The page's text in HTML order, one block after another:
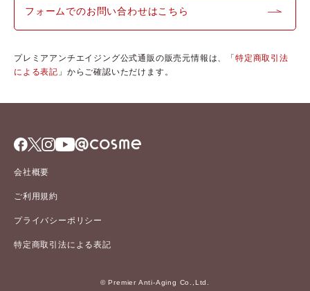
フォームでのお問い合わせはこちら
プレミアアンチエイジング公式通販の販売元情報は、「特定商取引法
による表記 」からご確認いただけます。
会社概要
ご利用規約
プライバシーポリシー
特定商取引法による表記
© Premier Anti-Aging Co.,Ltd.